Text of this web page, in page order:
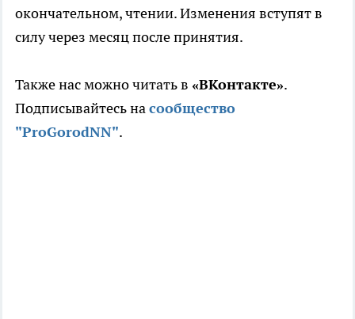
окончательном, чтении. Изменения вступят в
силу через месяц после принятия.
Также нас можно читать в «ВКонтакте».
Подписывайтесь насообщество
"ProGorodNN".